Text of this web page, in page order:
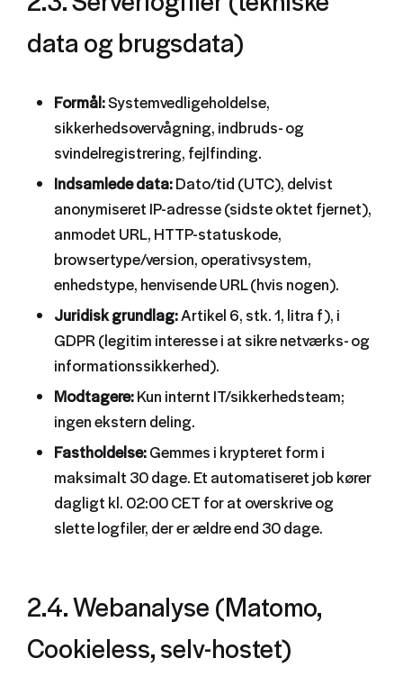
data og brugsdata)
Formål:Systemvedligeholdelse,
sikkerhedsovervågning, indbruds- og
svindelregistrering, fejlfinding.
Indsamlede data:Dato/tid (UTC), delvist
anonymiseret IP-adresse (sidste oktet fjernet),
anmodet URL, HTTP-statuskode,
browsertype/version, operativsystem,
enhedstype, henvisende URL (hvis nogen).
Juridisk grundlag:Artikel 6, stk. 1, litra f), i
GDPR (legitim interesse i at sikre netværks- og
informationssikkerhed).
Modtagere:Kun internt IT/sikkerhedsteam;
ingen ekstern deling.
Fastholdelse:Gemmes i krypteret form i
maksimalt 30 dage. Et automatiseret job kører
dagligt kl. 02:00 CET for at overskrive og
slette logfiler, der er ældre end 30 dage.
2.4. Webanalyse (Matomo,
Cookieless, selv-hostet)